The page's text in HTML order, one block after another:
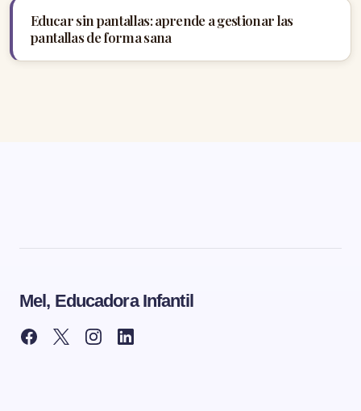
Educar sin pantallas: aprende a gestionar las
pantallas de forma sana
Mel, Educadora Infantil